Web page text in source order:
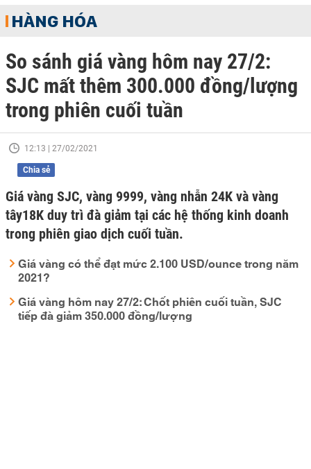
HÀNG HÓA
So sánh giá vàng hôm nay 27/2:
SJC mất thêm 300.000 đồng/lượng
trong phiên cuối tuần
12:13 | 27/02/2021
Chia sẻ
Giá vàng SJC, vàng 9999, vàng nhẫn 24K và vàng
tây18K duy trì đà giảm tại các hệ thống kinh doanh
trong phiên giao dịch cuối tuần.
Giá vàng có thể đạt mức 2.100 USD/ounce trong năm
2021?
Giá vàng hôm nay 27/2: Chốt phiên cuối tuần, SJC
tiếp đà giảm 350.000 đồng/lượng